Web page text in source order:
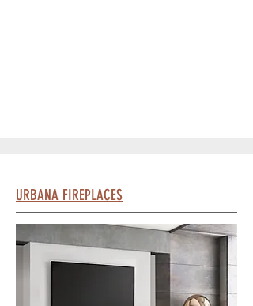
URBANA FIREPLACES